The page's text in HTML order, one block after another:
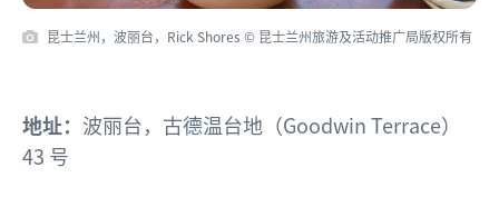
昆士兰州，波丽台，Rick Shores © 昆士兰州旅游及活动推广局版权所有
地址： 波丽台，古德温台地（Goodwin Terrace）
43 号